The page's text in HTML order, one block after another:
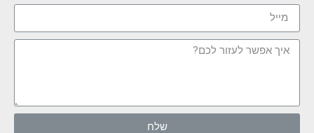
שלח